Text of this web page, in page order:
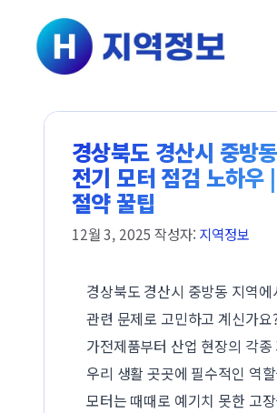
건너뛰기
경상북도 경산시 중방
전기 모터 점검 노하우
절약 꿀팁
12월 3, 2025 작성자: 지역정보
경상북도 경산시 중방동 지역에
관련 문제로 고민하고 계신가요
가전제품부터 산업 현장의 각
우리 생활 곳곳에 필수적인 역
모터는 때때로 예기치 못한 고